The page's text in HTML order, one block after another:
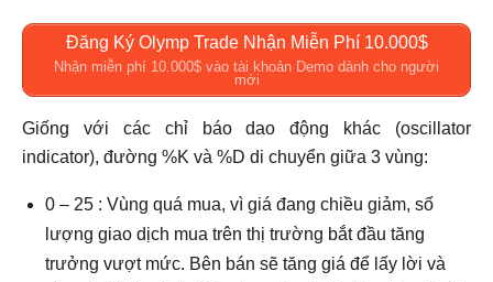
Đăng Ký Olymp Trade Nhận Miễn Phí 10.000$
Nhận miễn phí 10.000$ vào tài khoản Demo dành cho người
mới
Giống với các chỉ báo dao động khác (oscillator
indicator), đường %K và %D di chuyển giữa 3 vùng:
0 – 25 : Vùng quá mua, vì giá đang chiều giảm, số
lượng giao dịch mua trên thị trường bắt đầu tăng
trưởng vượt mức. Bên bán sẽ tăng giá để lấy lời và